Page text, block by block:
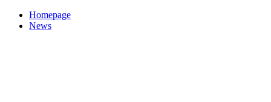
Homepage
News